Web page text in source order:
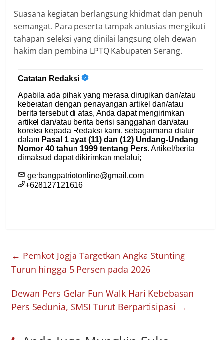
Suasana kegiatan berlangsung khidmat dan penuh
semangat. Para peserta tampak antusias mengikuti
tahapan seleksi yang dinilai langsung oleh dewan
hakim dan pembina LPTQ Kabupaten Serang.
← Pemkot Jogja Targetkan Angka Stunting
Turun hingga 5 Persen pada 2026
Dewan Pers Gelar Fun Walk Hari Kebebasan
Pers Sedunia, SMSI Turut Berpartisipasi →